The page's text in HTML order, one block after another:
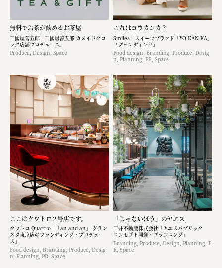
無料でお茶が飲めるお茶屋
三國屋善五郎「三國屋善五郎 カメイドクロ
ック店舗プロデュース」
Produce, Design, Space
これはヨウカンカ？
Smiles「スイーツブランド「YO KAN KA」
リブランディング」
Food design, Branding, Produce, Desig
n, Planning, PR, Space
ここはクワトロ２号店です。
クワトロ Quattro「「an and an」 グラン
スタ東京店のブランディング・プロデュー
ス」
Food design, Branding, Produce, Desig
n, Planning, PR, Space
「じゃないほう」のヤエス
三井不動産株式会社「ヤエスパブリック
コンセプト開発・プランニング」
Branding, Produce, Design, Planning, P
R, Space